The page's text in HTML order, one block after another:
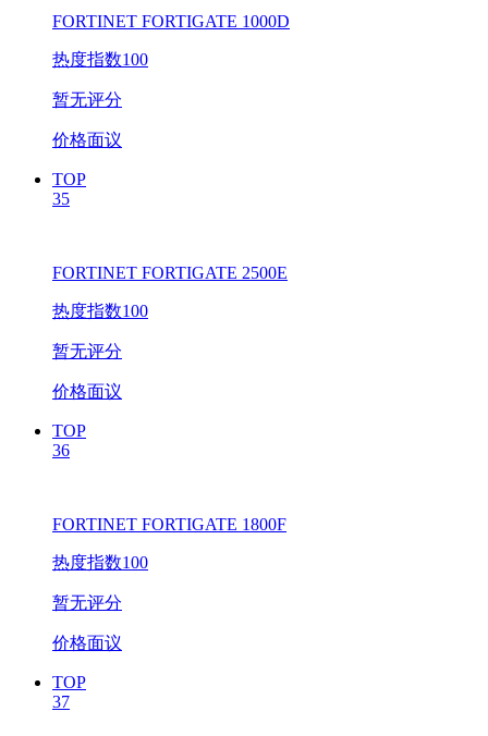
FORTINET FORTIGATE 1000D
热度指数100
暂无评分
价格面议
TOP
35
FORTINET FORTIGATE 2500E
热度指数100
暂无评分
价格面议
TOP
36
FORTINET FORTIGATE 1800F
热度指数100
暂无评分
价格面议
TOP
37